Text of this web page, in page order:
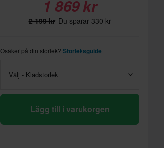
1 869 kr
2 199 kr Du sparar 330 kr
Osäker på din storlek? Storleksguide
Välj - Klädstorlek
Lägg till i varukorgen